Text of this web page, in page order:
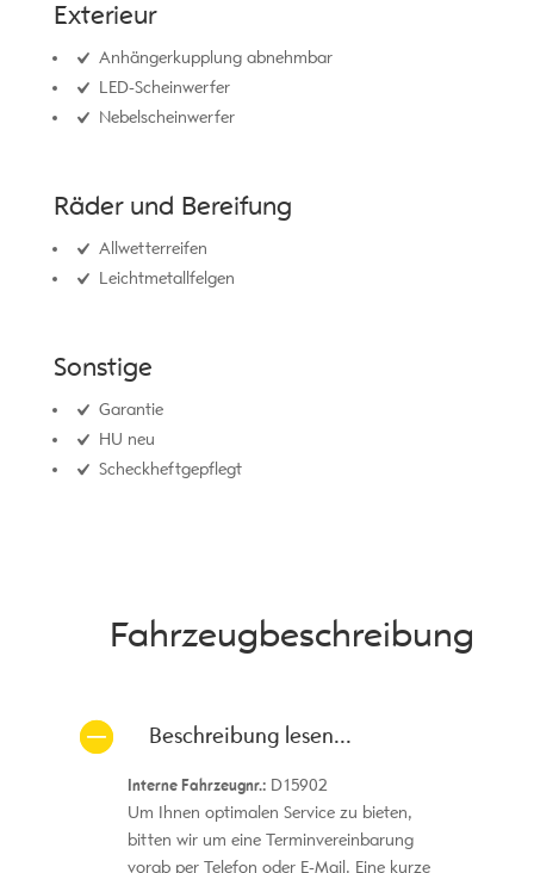
Exterieur
Anhängerkupplung abnehmbar
LED-Scheinwerfer
Nebelscheinwerfer
Räder und Bereifung
Allwetterreifen
Leichtmetallfelgen
Sonstige
Garantie
HU neu
Scheckheftgepflegt
Fahrzeug­beschreibung
Beschreibung lesen...
Interne Fahrzeugnr.:D15902
Um Ihnen optimalen Service zu bieten,
bitten wir um eine Terminvereinbarung
vorab per Telefon oder E-Mail. Eine kurze